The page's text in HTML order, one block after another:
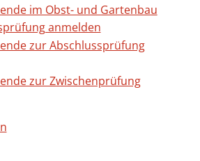
im Obst- und Gartenbau
anmelden
zur Abschlussprüfung
zur Zwischenprüfung